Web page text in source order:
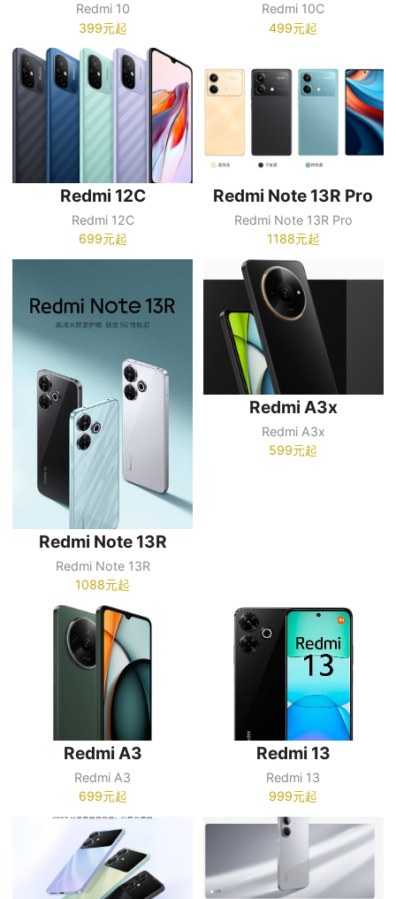
Redmi 10
399元起
Redmi 10C
499元起
Redmi 12C
Redmi 12C
699元起
Redmi Note 13R Pro
Redmi Note 13R Pro
1188元起
Redmi Note 13R
Redmi Note 13R
1088元起
Redmi A3x
Redmi A3x
599元起
Redmi A3
Redmi A3
699元起
Redmi 13
Redmi 13
999元起